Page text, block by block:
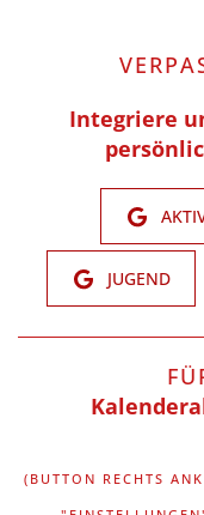
Integriere
JUGEND
(BUTTON RECHTS